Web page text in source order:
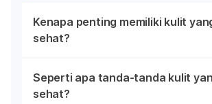
Kenapa penting memiliki kulit
sehat?
Seperti apa tanda-tanda kulit
sehat?